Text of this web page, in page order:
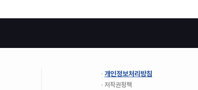
개인정보처리방침
저작권정책